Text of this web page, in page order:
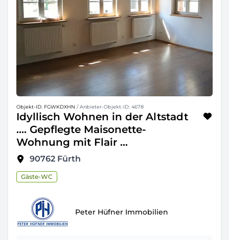
Objekt-ID: FGWKDXHN / Anbieter-Objekt-ID: 4678
Idyllisch Wohnen in der Altstadt
.... Gepflegte Maisonette-
Wohnung mit Flair ...
90762 Fürth
Gäste-WC
Peter Hüfner Immobilien